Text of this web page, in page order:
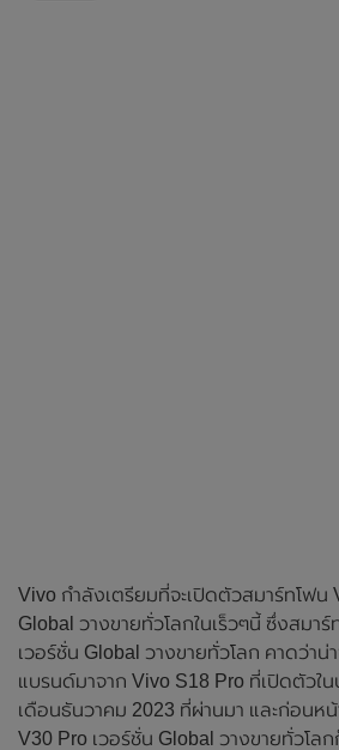
Vivo กำลังเตรียมที่จะเปิดตัวสมาร์ทโฟน
Global วางขายทั่วโลกในเร็วๆนี้ ซึ่งสมา
เวอร์ชั่น Global วางขายทั่วโลก คาดว่าน่
แบรนด์มาจาก Vivo S18 Pro ที่เปิดตัวใน
เดือนธันวาคม 2023 ที่ผ่านมา และก่อนห
V30 Pro เวอร์ชั่น Global วางขายทั่วโล